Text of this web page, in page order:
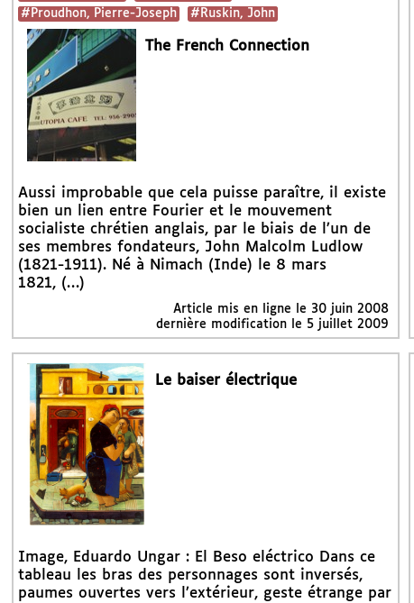
#Proudhon, Pierre-Joseph
#Ruskin, John
The French Connection
Aussi improbable que cela puisse paraître, il existe
bien un lien entre Fourier et le mouvement
socialiste chrétien anglais, par le biais de l’un de
ses membres fondateurs, John Malcolm Ludlow
(1821-1911). Né à Nimach (Inde) le 8 mars
1821, (…)
Article mis en ligne le 30 juin 2008
dernière modification le 5 juillet 2009
Le baiser électrique
Image, Eduardo Ungar : El Beso eléctrico Dans ce
tableau les bras des personnages sont inversés,
paumes ouvertes vers l’extérieur, geste étrange par